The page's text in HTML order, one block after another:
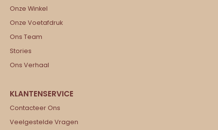
Onze Winkel
Onze Voetafdruk
Ons Team
Stories
Ons Verhaal
Contacteer Ons
Veelgestelde Vragen